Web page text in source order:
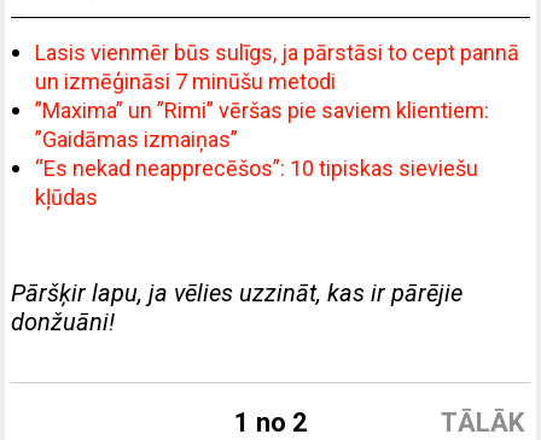
Lasis vienmēr būs sulīgs, ja pārstāsi to cept pannā
un izmēģināsi 7 minūšu metodi
”Maxima” un ”Rimi” vēršas pie saviem klientiem:
”Gaidāmas izmaiņas”
“Es nekad neapprecēšos”: 10 tipiskas sieviešu
kļūdas
Pāršķir lapu, ja vēlies uzzināt, kas ir pārējie
donžuāni!
TĀLĀK
1 no 2